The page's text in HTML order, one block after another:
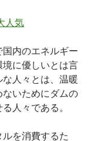
人気
内のエネルギー
に優しいとは言
人々とは、温暖
いためにダムの
人々である。
を消費するた